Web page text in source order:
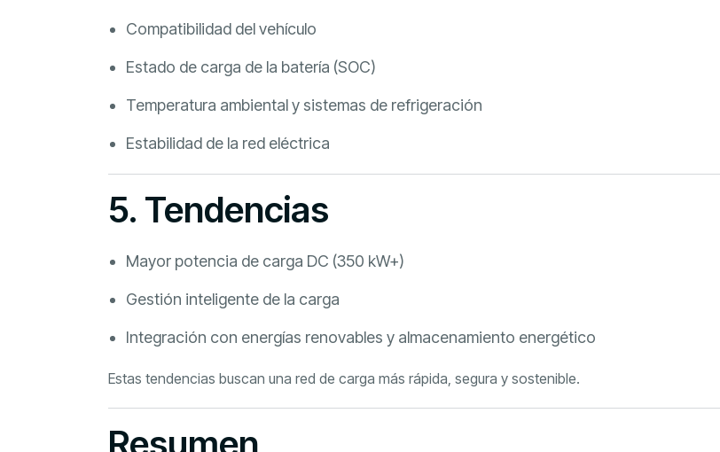
Compatibilidad del vehículo
Estado de carga de la batería (SOC)
Temperatura ambiental y sistemas de refrigeración
Estabilidad de la red eléctrica
5. Tendencias
Mayor potencia de carga DC (350 kW+)
Gestión inteligente de la carga
Integración con energías renovables y almacenamiento energético
Estas tendencias buscan una red de carga más rápida, segura y sostenible.